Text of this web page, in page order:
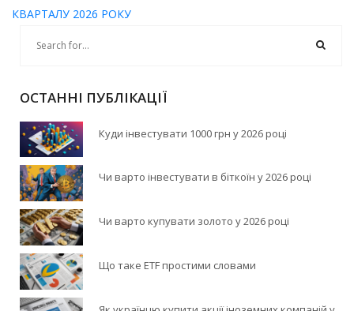
КВАРТАЛУ 2026 РОКУ
ОСТАННІ ПУБЛІКАЦІЇ
Куди інвестувати 1000 грн у 2026 році
Чи варто інвестувати в біткоїн у 2026 році
Чи варто купувати золото у 2026 році
Що таке ETF простими словами